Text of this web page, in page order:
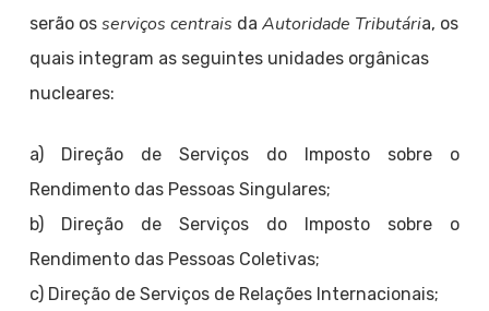
serão os serviços centrais da Autoridade Tributária, os
quais integram as seguintes unidades orgânicas
nucleares:
a) Direção de Serviços do Imposto sobre o
Rendimento das Pessoas Singulares;
b) Direção de Serviços do Imposto sobre o
Rendimento das Pessoas Coletivas;
c) Direção de Serviços de Relações Internacionais;